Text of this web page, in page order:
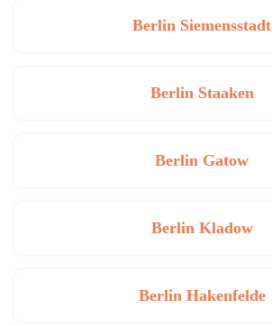
Berlin Siemensstadt
Berlin Staaken
Berlin Gatow
Berlin Kladow
Berlin Hakenfelde